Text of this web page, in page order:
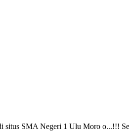
situs SMA Negeri 1 Ulu Moro o...!!!